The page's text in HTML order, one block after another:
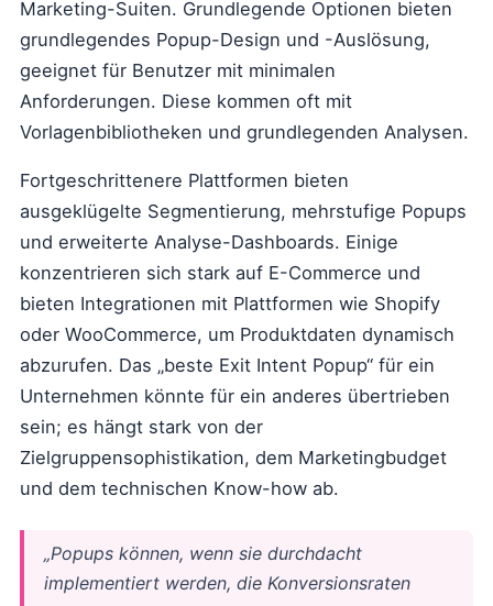
Marketing-Suiten. Grundlegende Optionen bieten
grundlegendes Popup-Design und -Auslösung,
geeignet für Benutzer mit minimalen
Anforderungen. Diese kommen oft mit
Vorlagenbibliotheken und grundlegenden Analysen.
Fortgeschrittenere Plattformen bieten
ausgeklügelte Segmentierung, mehrstufige Popups
und erweiterte Analyse-Dashboards. Einige
konzentrieren sich stark auf E-Commerce und
bieten Integrationen mit Plattformen wie Shopify
oder WooCommerce, um Produktdaten dynamisch
abzurufen. Das „beste Exit Intent Popup“ für ein
Unternehmen könnte für ein anderes übertrieben
sein; es hängt stark von der
Zielgruppensophistikation, dem Marketingbudget
und dem technischen Know-how ab.
„Popups können, wenn sie durchdacht
implementiert werden, die Konversionsraten